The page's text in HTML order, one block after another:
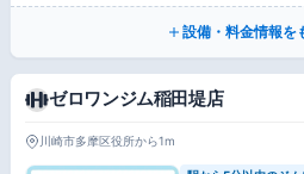
設備・料金情報を
ゼロワンジム稲田堤店
川崎市多摩区役所から1m